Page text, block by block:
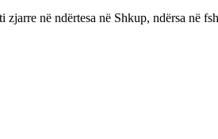
në ndërtesa në Shkup, ndërsa në